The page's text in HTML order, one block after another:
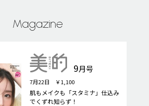
Magazine
9月号
7月22日 ￥1,100
肌もメイクも「スタミナ」仕込み
でくずれ知らず！